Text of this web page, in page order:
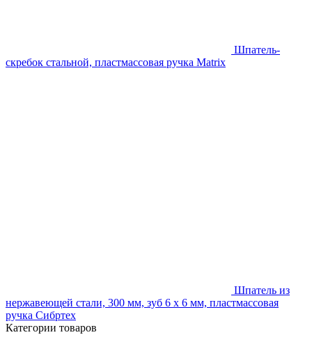
Шпатель-
скребок стальной, пластмассовая ручка Matrix
Шпатель из
нержавеющей стали, 300 мм, зуб 6 х 6 мм, пластмассовая
ручка Сибртех
Категории товаров